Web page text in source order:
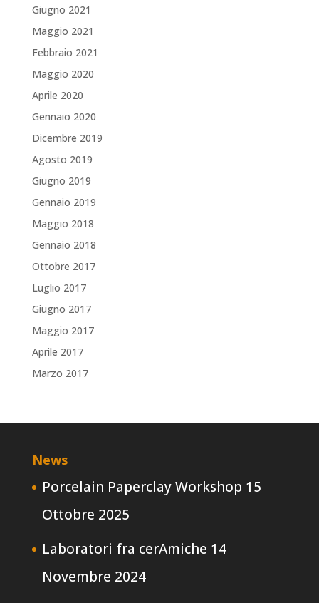
Giugno 2021
Maggio 2021
Febbraio 2021
Maggio 2020
Aprile 2020
Gennaio 2020
Dicembre 2019
Agosto 2019
Giugno 2019
Gennaio 2019
Maggio 2018
Gennaio 2018
Ottobre 2017
Luglio 2017
Giugno 2017
Maggio 2017
Aprile 2017
Marzo 2017
News
Porcelain Paperclay Workshop 15
Ottobre 2025
Laboratori fra cerAmiche 14
Novembre 2024